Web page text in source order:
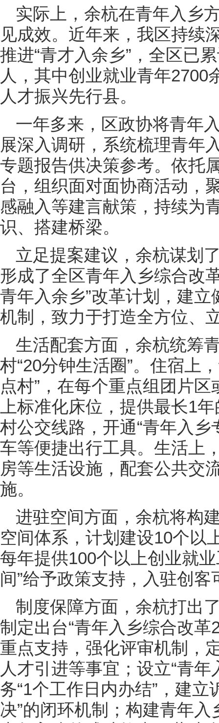
实际上，余杭在青年入乡
见成效。近年来，我区持续
推进“青才入余乡”，全区已
人，其中创业就业青年2700
人才振兴先行县。
一年多来，区政协将青年
展深入调研，系统梳理青年
专题报告供决策参考。依托
台，组织面对面协商活动，
感融入等建言献策，持续为
识、搭建桥梁。
立足提案建议，余杭谋划
形成了全区青年入乡综合改
青年入余乡”改革计划，建立
机制，致力于打造全方位、
生活配套方面，余杭统筹
村“20分钟生活圈”。住宿
点村”，在每个重点组团片
上标准化床位，提供最长1
村公交线路，开通“青年入
车等便捷出行工具。生活上
房等生活设施，配套公共交
施。
进驻空间方面，余杭将构
空间体系，计划建设10个以
每年提供100个以上创业就
间”给予政策支持，入驻创
制度保障方面，余杭打出
制定出台“青年入乡综合改
重点支持，强化评审机制，
人才引进等事宜；设立“青
务“1个工作日内办结”，建
决”的闭环机制；构建青年